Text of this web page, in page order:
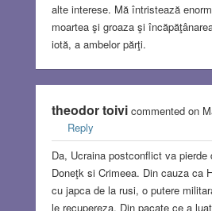
alte interese. Mă întristează
moartea şi groaza şi
iotă, a ambelor părţi.
theodor toivicommented on
Reply
Da, Ucraina postconflict va pierde
Doneţk si Crimeea. Din cauza ca
cu japca de la rusi, o putere
le recupereza. Din pacate ce a